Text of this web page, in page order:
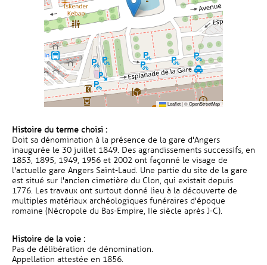
Leaflet|©OpenStreetMap
Histoire du terme choisi :
Doit sa dénomination à la présence de la gare d'Angers
inaugurée le 30 juillet 1849. Des agrandissements successifs, en
1853, 1895, 1949, 1956 et 2002 ont façonné le visage de
l'actuelle gare Angers Saint-Laud. Une partie du site de la gare
est situé sur l'ancien cimetière du Clon, qui existait depuis
1776. Les travaux ont surtout donné lieu à la découverte de
multiples matériaux archéologiques funéraires d'époque
romaine (Nécropole du Bas-Empire, IIe siècle après J-C).
Histoire de la voie :
Pas de délibération de dénomination.
Appellation attestée en 1856.